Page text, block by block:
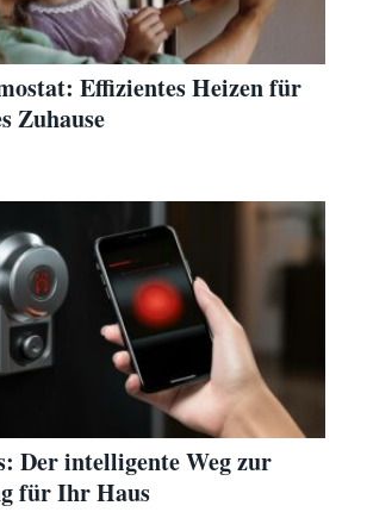
Effizientes Heizen für
Zuhause
Der intelligente Weg zur
für Ihr Haus